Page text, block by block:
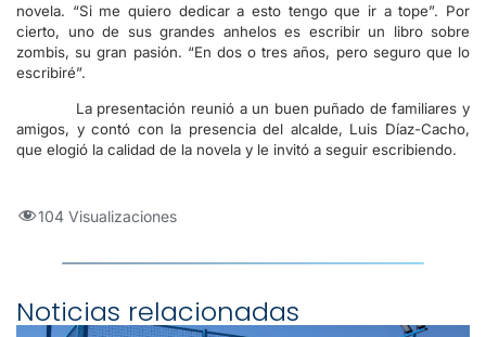
novela. “Si me quiero dedicar a esto tengo que ir a tope”. Por
cierto, uno de sus grandes anhelos es escribir un libro sobre
zombis, su gran pasión. “En dos o tres años, pero seguro que lo
escribiré”.
La presentación reunió a un buen puñado de familiares y
amigos, y contó con la presencia del alcalde, Luis Díaz-Cacho,
que elogió la calidad de la novela y le invitó a seguir escribiendo.
104 Visualizaciones
Noticias relacionadas